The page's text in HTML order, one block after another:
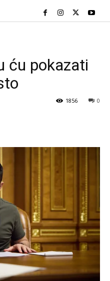
ću pokazati
0
1856